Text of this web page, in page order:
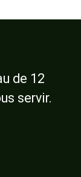
de 12
servir.